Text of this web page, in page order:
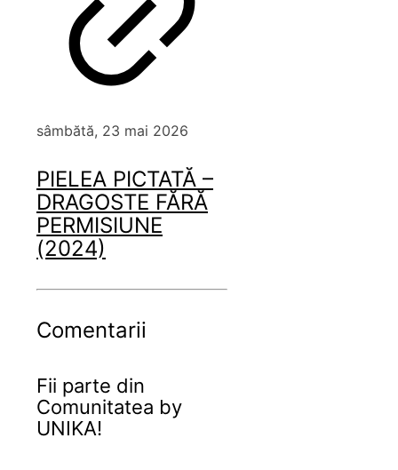
sâmbătă, 23 mai 2026
PIELEA PICTATĂ –
DRAGOSTE FĂRĂ
PERMISIUNE
(2024)
Comentarii
Fii parte din
Comunitatea by
UNIKA!